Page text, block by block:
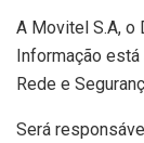
A Movitel S.A, o
Informação
Rede e
Será